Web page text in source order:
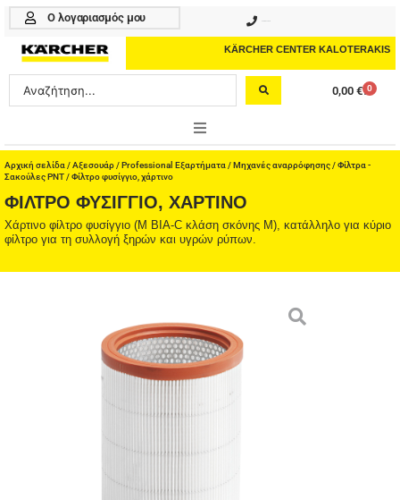
Μετάβαση
περιεχόμενο
Ο λογαριασμός μου
KÄRCHER CENTER KALOTERAKIS
Search
...
0,00 € 0
Cart
ONLINE SHOP
HOME & GARDEN
PROFESSIONAL
ΥΠΗΡΕΣΙΕΣ-ΝΕΑ-ΛΥΣΕΙΣ
Αρχική σελίδα /Αξεσουάρ/Professional Εξαρτήματα /Μηχανές αναρρόφησης/Φίλτρα -
Σακούλες PNT/ Φίλτρο φυσίγγιο, χάρτινο
ΦΊΛΤΡΟ ΦΥΣΊΓΓΙΟ, ΧΆΡΤΙΝΟ
Χάρτινο φίλτρο φυσίγγιο (M BIA-C κλάση σκόνης M), κατάλληλο για κύριο
φίλτρο για τη συλλογή ξηρών και υγρών ρύπων.